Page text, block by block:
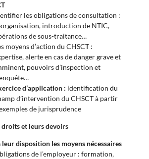
les obligations de consultation :
introduction de NTIC,
de sous-traitance…
moyens d’action du CHSCT :
alerte en cas de danger grave et
pouvoirs d’inspection et
d’application : identification du
d’intervention du CHSCT à partir
de jurisprudence
et leurs devoirs
disposition les moyens nécessaires
de l’employeur : formation,